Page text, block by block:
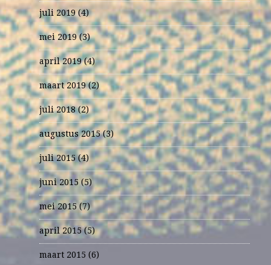
juli 2019(4)
mei 2019(3)
april 2019(4)
maart 2019(2)
juli 2018(2)
augustus 2015(3)
juli 2015(4)
juni 2015 (5)
mei 2015(7)
april 2015(5)
maart 2015 (6)